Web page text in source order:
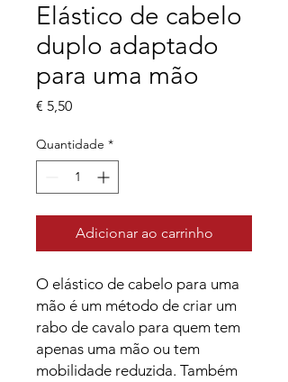
Elástico de cabelo
duplo adaptado
para uma mão
€ 5,50Preço
Quantidade *
Adicionar ao carrinho
O elástico de cabelo para uma
mão é um método de criar um
rabo de cavalo para quem tem
apenas uma mão ou tem
mobilidade reduzida. Também